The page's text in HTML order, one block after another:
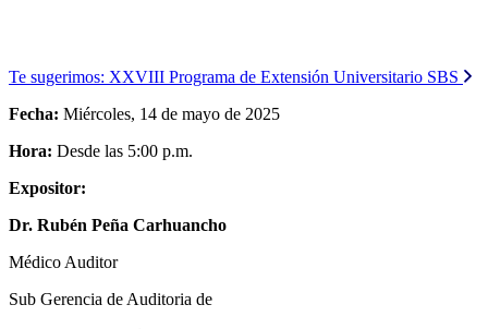
Te sugerimos: XXVIII Programa de Extensión Universitario SBS
Fecha: Miércoles, 14 de mayo de 2025
Hora: Desde las 5:00 p.m.
Expositor:
Dr. Rubén Peña Carhuancho
Médico Auditor
Sub Gerencia de Auditoria de